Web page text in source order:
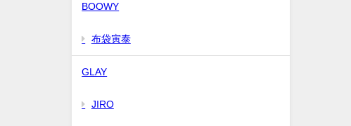
BOOWY
布袋寅泰
GLAY
JIRO